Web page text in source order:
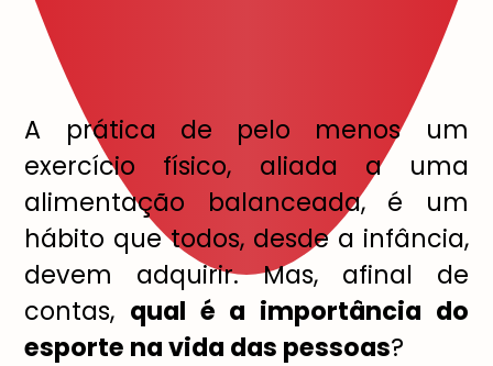
A prática de pelo menos um
exercício físico, aliada a uma
alimentação balanceada, é um
hábito que todos, desde a infância,
devem adquirir. Mas, afinal de
contas, qual é a importância do
esporte na vida das pessoas?